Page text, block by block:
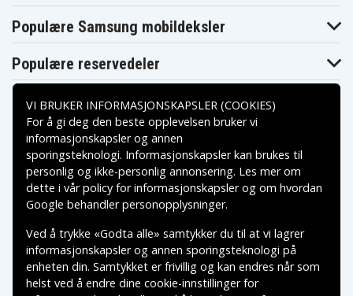
Populære Samsung mobildeksler
Populære reservedeler
Betalingsalternativer
Leveringsalternativer
VI BRUKER INFORMASJONSKAPSLER (COOKIES)
For å gi deg den beste opplevelsen bruker vi
informasjonskapsler og annen
sporingsteknologi. Informasjonskapsler kan brukes til
personlig og ikke-personlig annonsering. Les mer om
dette i vårpolicy for informasjonskapslerog om hvordan
Google behandler personopplysninger.
Ved å trykke «Godta alle» samtykker du til at vi lagrer
informasjonskapsler og annen sporingsteknologi på
enheten din. Samtykket er frivillig og kan endres når som
helst ved å endre dine cookie-innstillinger for